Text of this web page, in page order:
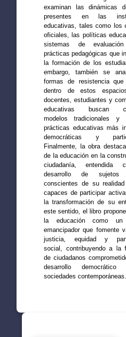
examinan las dinámicas
presentes en las
educativas, tales como los
oficiales, las políticas
sistemas de
prácticas pedagógicas que
la formación de los
embargo, también se
formas de resistencia que
dentro de estos
docentes, estudiantes y
educativas buscan
modelos tradicionales y
prácticas educativas más
democráticas y
Finalmente, la obra
de la educación en la
ciudadanía, entendida
desarrollo de sujetos
conscientes de su
capaces de participar
la transformación de su
este sentido, el libro
la educación como un
emancipador que fomente
justicia, equidad y
social, contribuyendo a la
de ciudadanos
desarrollo
sociedades contemporáneas.